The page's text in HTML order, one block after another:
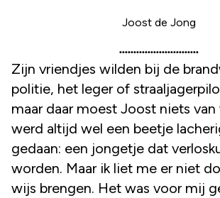
Joost de Jong
Zijn vriendjes wilden bij de
politie, het leger of
maar daar moest Joost niets van
werd altijd wel een beetje
gedaan: een jongetje dat
worden. Maar ik liet me er niet
wijs brengen. Het was voor mij